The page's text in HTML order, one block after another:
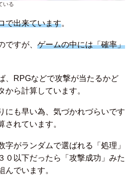
いる
で出来ています。
ですが、 ゲームの中には「確率」
、RPGなどで攻撃が当たるかど
から計算しています。
にも早い為、気づかれづらいです
されています。
字がランダムで選ばれる「処理」
０以下だったら「攻撃成功」みた
んでいます。